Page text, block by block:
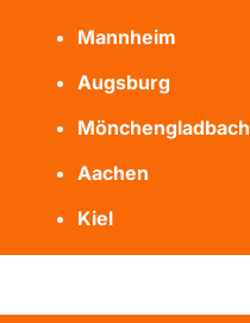
Mannheim
Augsburg
Mönchengladbach
Aachen
Kiel